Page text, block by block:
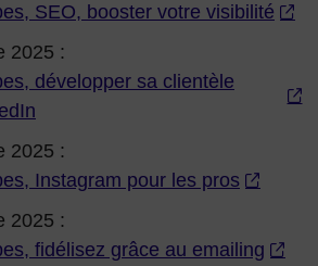
SEO, booster votre visibilité
2025 :
développer sa clientèle
2025 :
Instagram pour les pros
2025 :
fidélisez grâce au emailing